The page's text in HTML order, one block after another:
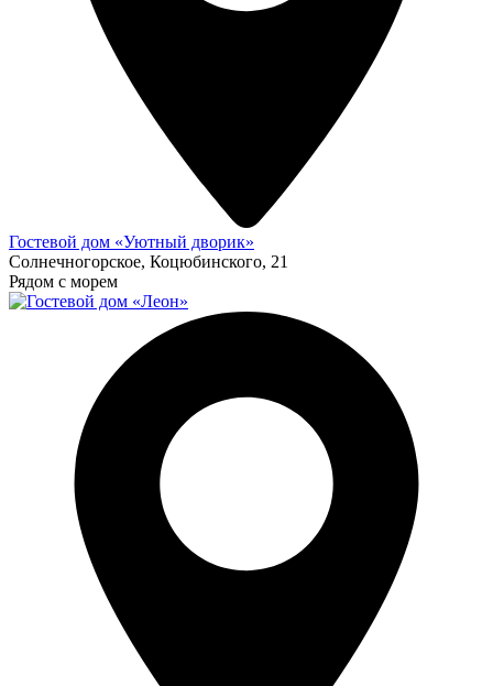
Гостевой дом «Уютный дворик»
Солнечногорское, Коцюбинского, 21
Рядом с морем